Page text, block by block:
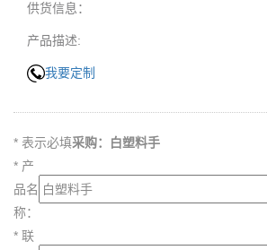
供货信息：
产品描述:
我要定制
* 表示必填采购：白塑料手
* 产
品名
称：
* 联